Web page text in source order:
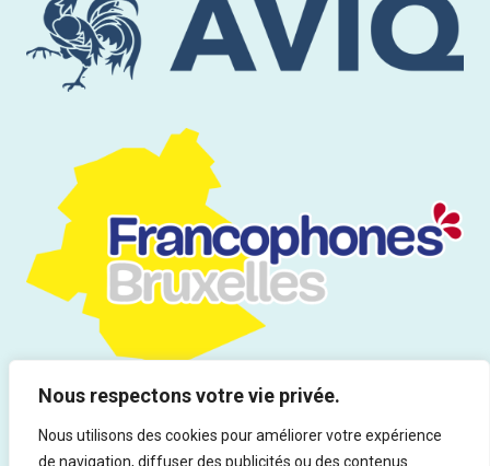
Nous respectons votre vie privée.
Nous utilisons des cookies pour améliorer votre expérience
de navigation, diffuser des publicités ou des contenus